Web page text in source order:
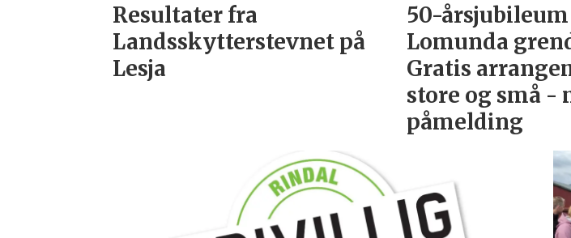
Resultater fra
Landsskytterstevnet på
Lesja
50-
Lomunda
Gratis
store og små -
påmelding